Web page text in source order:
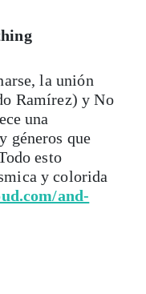
la unión
Ramírez) y No
una
géneros que
esto
y colorida
and-